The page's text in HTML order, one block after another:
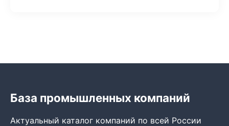
База промышленных компаний
Актуальный каталог компаний по всей России